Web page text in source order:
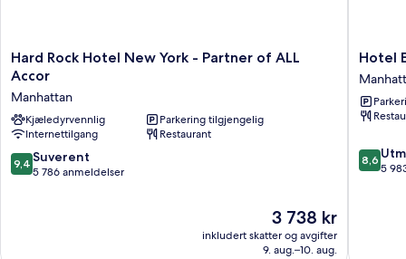
Hard
Rock
New
York
-
Partner
of
Hard Rock Hotel New York - Partner of ALL
Accor
Manhattan
Kjæledyrvennlig
Parkering tilgjengelig
Internettilgang
Restaurant
9.4
av
9,4 Suverent
5 786 anmeldelser
Prisen
er
3 738 kr
3 738 kr
inkludert skatter og avgifter
9. aug.–10. aug.
Hotel
Edison
Times
Square
Hotel
8.6
av
8,6
5